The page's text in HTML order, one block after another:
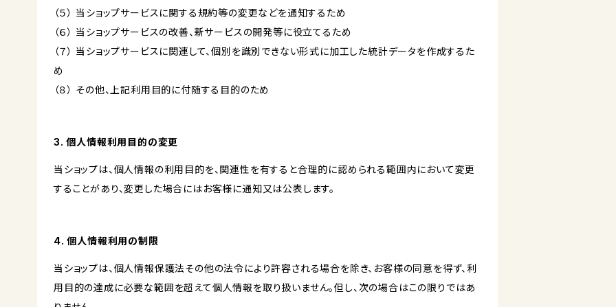
（５） 当ショップサービスに関する規約等の変更などを通知するため
（６） 当ショップサービスの改善、新サービスの開発等に役立てるため
（７） 当ショップサービスに関連して、個別を識別できない形式に加工した統計データを作成するた
め
（８） その他、上記利用目的に付随する目的のため
3. 個人情報利用目的の変更
当ショップは、個人情報の利用目的を、関連性を有すると合理的に認められる範囲内において変更
することがあり、変更した場合にはお客様に通知又は公表します。
4. 個人情報利用の制限
当ショップは、個人情報保護法その他の法令により許容される場合を除き、お客様の同意を得ず、利
用目的の達成に必要な範囲を超えて個人情報を取り扱いません。但し、次の場合はこの限りではあ